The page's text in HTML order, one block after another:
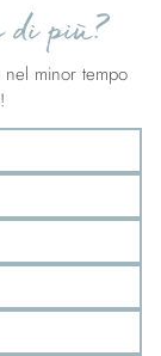
di più?
minor tempo